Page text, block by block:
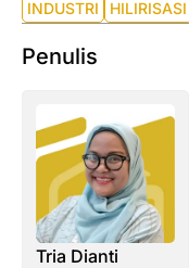
INDUSTRI HILIRISASI
Penulis
Tria Dianti